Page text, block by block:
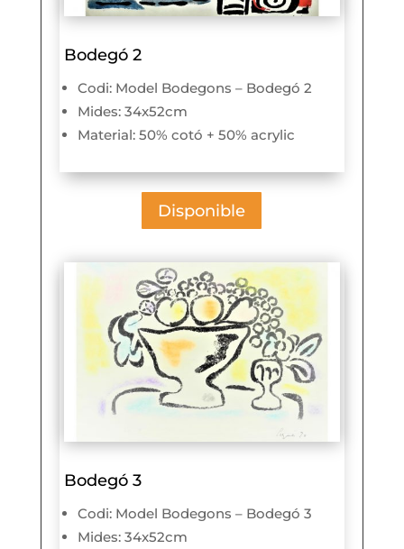
Bodegó 2
Codi: Model Bodegons – Bodegó 2
Mides: 34x52cm
Material: 50% cotó + 50% acrylic
Disponible
Bodegó 3
Codi: Model Bodegons – Bodegó 3
Mides: 34x52cm